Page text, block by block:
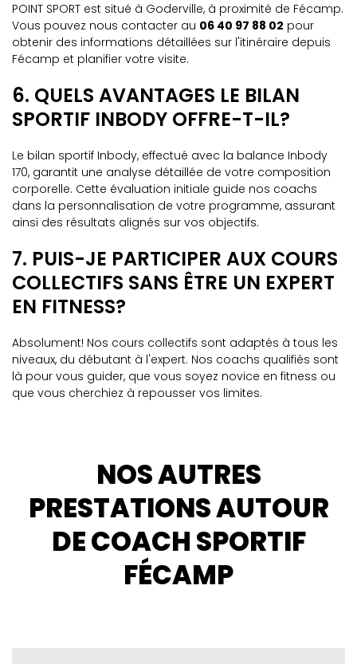
POINT SPORT est situé à Goderville, à proximité de Fécamp.
Vous pouvez nous contacter au 06 40 97 88 02 pour
obtenir des informations détaillées sur l'itinéraire depuis
Fécamp et planifier votre visite.
6. QUELS AVANTAGES LE BILAN
SPORTIF INBODY OFFRE-T-IL?
Le bilan sportif Inbody, effectué avec la balance Inbody
170, garantit une analyse détaillée de votre composition
corporelle. Cette évaluation initiale guide nos coachs
dans la personnalisation de votre programme, assurant
ainsi des résultats alignés sur vos objectifs.
7. PUIS-JE PARTICIPER AUX COURS
COLLECTIFS SANS ÊTRE UN EXPERT
EN FITNESS?
Absolument! Nos cours collectifs sont adaptés à tous les
niveaux, du débutant à l'expert. Nos coachs qualifiés sont
là pour vous guider, que vous soyez novice en fitness ou
que vous cherchiez à repousser vos limites.
NOS AUTRES
PRESTATIONS AUTOUR
DE COACH SPORTIF
FÉCAMP